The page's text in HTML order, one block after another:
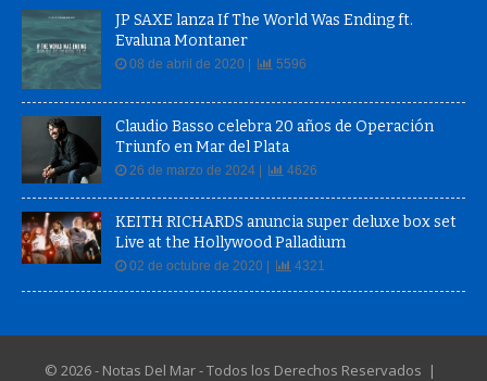
JP SAXE lanza If The World Was Ending ft.
Evaluna Montaner
08 de abril de 2020 | 5596
Claudio Basso celebra 20 años de Operación
Triunfo en Mar del Plata
26 de marzo de 2024 | 4626
KEITH RICHARDS anuncia super deluxe box set
Live at the Hollywood Palladium
02 de octubre de 2020 | 4321
© 2026 - Notas Del Mar - Todos los Derechos Reservados |